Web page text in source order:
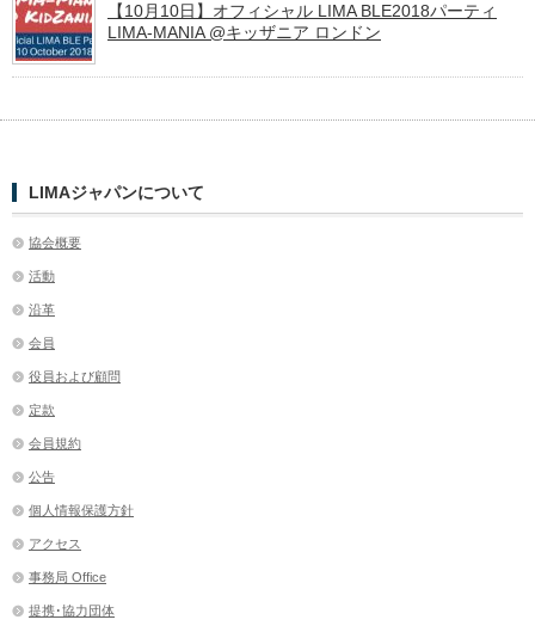
【10月10日】オフィシャル LIMA BLE2018パーティ
LIMA-MANIA @キッザニア ロンドン
LIMAジャパンについて
協会概要
活動
沿革
会員
役員および顧問
定款
会員規約
公告
個人情報保護方針
アクセス
事務局 Office
提携･協力団体